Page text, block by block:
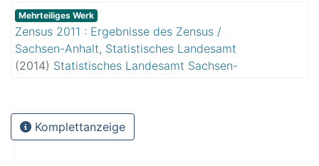
Mehrteiliges Werk
Zensus 2011 : Ergebnisse des Zensus /
Sachsen-Anhalt, Statistisches Landesamt
(2014) Statistisches Landesamt Sachsen-
Komplettanzeige